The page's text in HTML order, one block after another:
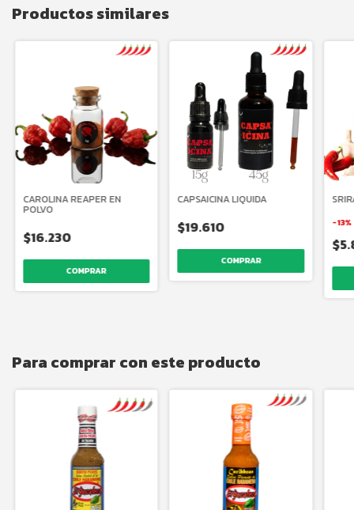
Productos similares
CAROLINA REAPER EN
POLVO
$16.230
CAPSAICINA LIQUIDA
$19.610
COMPRAR
-13%
Para comprar con este producto